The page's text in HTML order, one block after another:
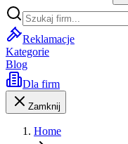
Reklamacje
Kategorie
Blog
Dla firm
Zamknij
Home